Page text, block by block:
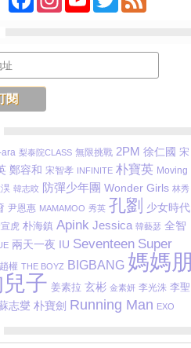
ara 梨泰院CLASS 無限挑戰 2PM 徐仁國 宋
鄭容和 宋智孝 INFINITE 朴寶英 Moving
韓志旼 防彈少年團 Wonder Girls 林秀
尹恩惠 MAMAMOO 秀英 孔劉 少女時代
虎 朴海鎮 Apink Jessica 韓藝瑟 全智
兩天一夜 IU Seventeen Super
權 THE BOYZ BIGBANG 媽媽朋
子 姜素拉 玄彬 金素妍 李光洙 李聖
志燮 朴寶劍 Running Man EXO